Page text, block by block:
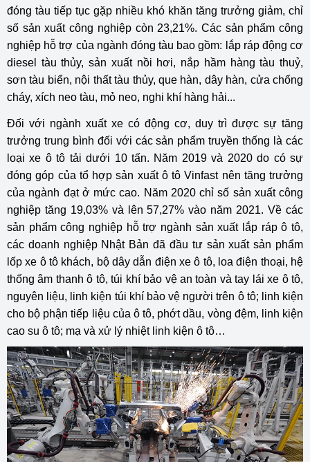
đóng tàu tiếp tục gặp nhiều khó khăn tăng trưởng giảm, chỉ
số sản xuất công nghiệp còn 23,21%. Các sản phẩm công
nghiệp hỗ trợ của ngành đóng tàu bao gồm: lắp ráp động cơ
diesel tàu thủy, sản xuất nồi hơi, nắp hầm hàng tàu thuỷ,
sơn tàu biển, nội thất tàu thủy, que hàn, dây hàn, cửa chống
cháy, xích neo tàu, mỏ neo, nghi khí hàng hải...
Đối với ngành xuất xe có động cơ, duy trì được sự tăng
trưởng trung bình đối với các sản phẩm truyền thống là các
loại xe ô tô tải dưới 10 tấn. Năm 2019 và 2020 do có sự
đóng góp của tổ hợp sản xuất ô tô Vinfast nên tăng trưởng
của ngành đạt ở mức cao. Năm 2020 chỉ số sản xuất công
nghiệp tăng 19,03% và lên 57,27% vào năm 2021. Về các
sản phẩm công nghiệp hỗ trợ ngành sản xuất lắp ráp ô tô,
các doanh nghiệp Nhật Bản đã đầu tư sản xuất sản phẩm
lốp xe ô tô khách, bộ dây dẫn điện xe ô tô, loa điện thoại, hệ
thống âm thanh ô tô, túi khí bảo vệ an toàn và tay lái xe ô tô,
nguyên liệu, linh kiện túi khí bảo vệ người trên ô tô; linh kiện
cho bộ phận tiếp liệu của ô tô, phớt dầu, vòng đệm, linh kiện
cao su ô tô; mạ và xử lý nhiệt linh kiện ô tô…